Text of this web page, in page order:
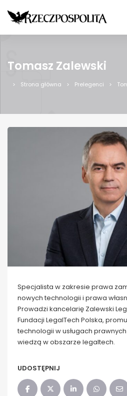
Tomasz Zalewski
Strona główna Prelegenci
Specjalista w zakresie prawa
nowych technologii i prawa
Prowadzi kancelarię Zalewski
Fundacji LegalTech Polska,
technologii w usługach
wiedzą w obszarze legaltech.
UDOSTĘPNIJ